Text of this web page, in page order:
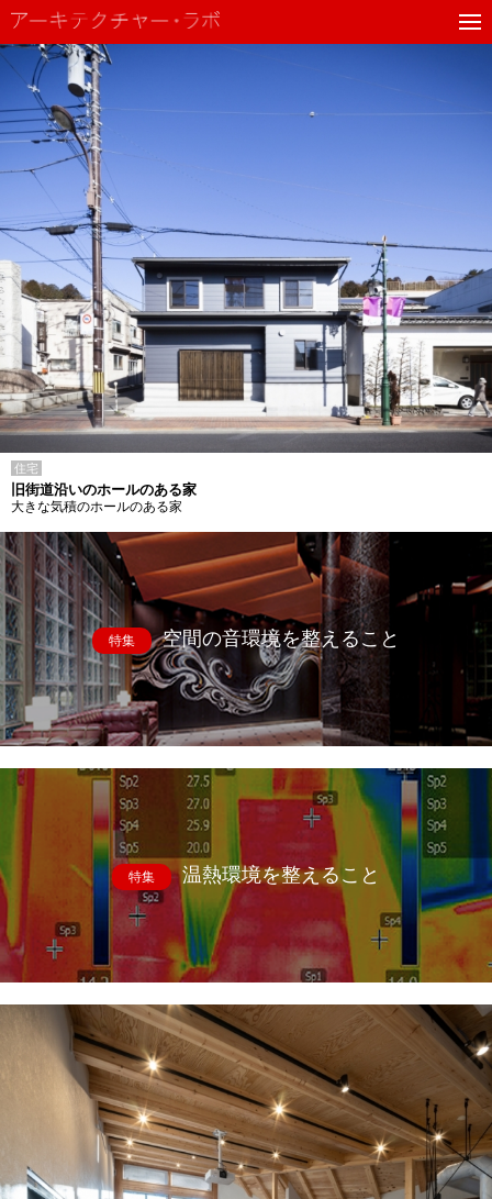
住宅
旧街道沿いのホールのある家
大きな気積のホールのある家
特集 空間の音環境を整えること
特集 温熱環境を整えること